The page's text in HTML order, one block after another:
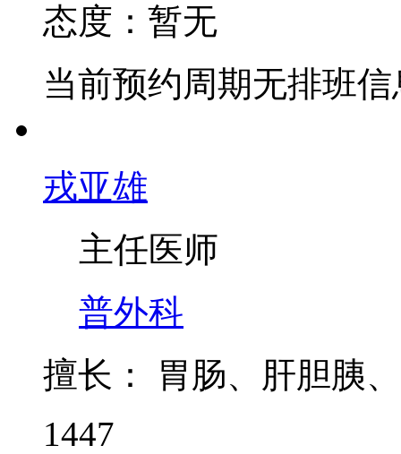
态度： 暂无
当前预约周期无排班信
戎亚雄
主任医师
普外科
擅长：
胃肠、肝胆胰
1447